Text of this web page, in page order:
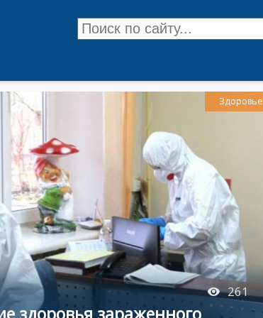
261
Здоровье